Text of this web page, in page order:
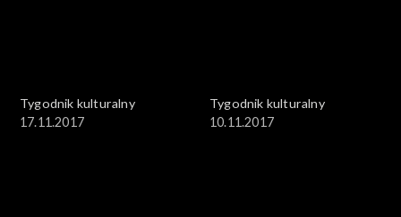
Tygodnik kulturalny
17.11.2017
Tygodnik kulturalny
10.11.2017